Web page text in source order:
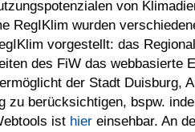
von
RegIKlim wurden
vorgestellt: das
des FiW das webbasierte
der Stadt Duisburg,
zu berücksichtigen, bspw.
ist hier einsehbar. An